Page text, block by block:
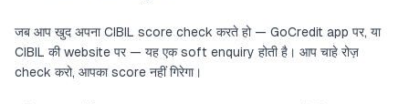
जब आप खुद अपना CIBIL score check करते हो — GoCredit app पर, या
CIBIL की website पर — यह एक soft enquiry होती है। आप चाहे रोज़
check करो, आपका score नहीं गिरेगा।